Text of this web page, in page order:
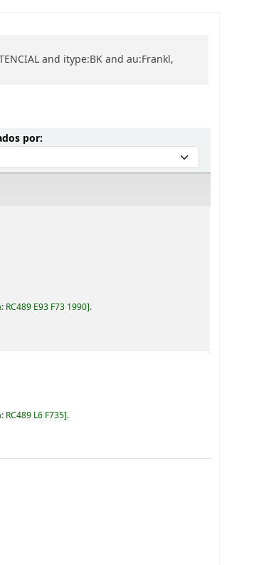
and itype:BK and au:Frankl,
por:Ordenar por:
RC489 E93 F73 1990 .
RC489 L6 F735 .